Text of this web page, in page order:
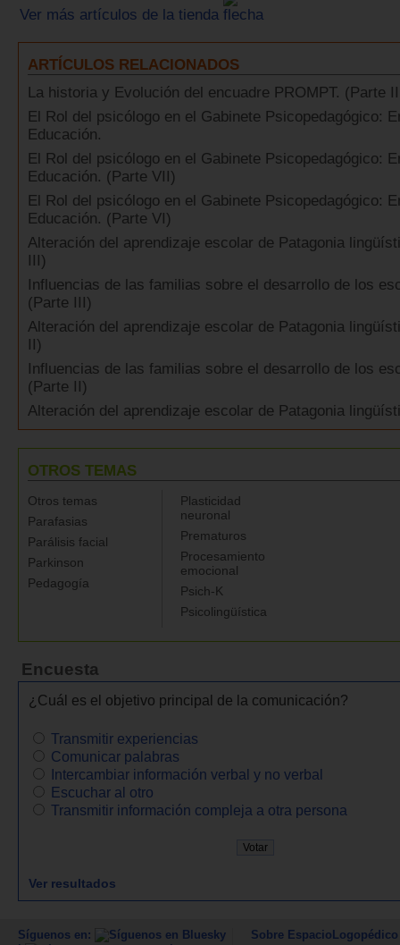
Ver más artículos de la tienda
ARTÍCULOS RELACIONADOS
La historia y Evolución del encuadre PROMPT. (Parte
El Rol del psicólogo en el Gabinete Psicopedagógico:
Educación.
El Rol del psicólogo en el Gabinete Psicopedagógico:
Educación. (Parte VII)
El Rol del psicólogo en el Gabinete Psicopedagógico:
Educación. (Parte VI)
Alteración del aprendizaje escolar de Patagonia
III)
Influencias de las familias sobre el desarrollo de los
(Parte III)
Alteración del aprendizaje escolar de Patagonia
II)
Influencias de las familias sobre el desarrollo de los
(Parte II)
Alteración del aprendizaje escolar de Patagonia
OTROS TEMAS
Otros temas
Parafasias
Parálisis facial
Parkinson
Pedagogía
Plasticidad
neuronal
Prematuros
Procesamiento
emocional
Psich-K
Psicolingüística
Encuesta
¿Cuál es el objetivo principal de la comunicación?
Transmitir experiencias
Comunicar palabras
Intercambiar información verbal y no verbal
Escuchar al otro
Transmitir información compleja a otra persona
Ver resultados
Síguenos en:
Sobre EspacioLogopédico